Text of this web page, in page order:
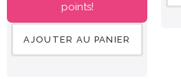
points!
AJOUTER AU PANIER